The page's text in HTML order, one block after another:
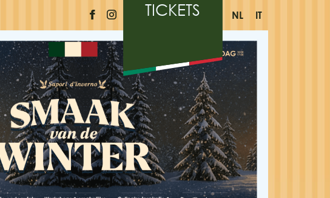
NL IT
TICKETS